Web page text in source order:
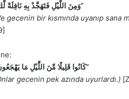
“وَمِنَ اللَّيْلِ فَتَهَجَّدْ بِهِ نَافِلَةً لَّكَ”
gecenin bir kısmında uyanıp
“كَانُوا قَلِيلًا مِّنَ اللَّيْلِ مَا يَهْجَعُونَ”
gecenin pek azında uyurlardı.)